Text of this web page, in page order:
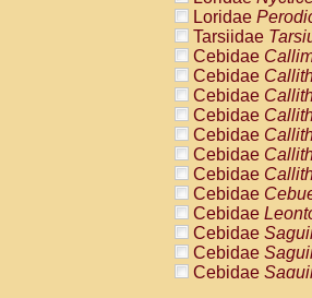
Loridae
Tarsiidae
Cebidae
Cebidae
Cebidae
Cebidae
Cebidae
Cebidae
Cebidae
Cebidae
Cebidae
Cebidae
Cebidae
Cebidae